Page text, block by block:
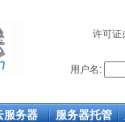
许可证
用户名:
服务器 服务器托管